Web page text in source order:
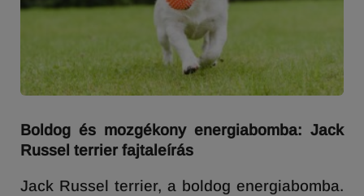
Boldog és mozgékony energiabomba: Jack
Russel terrier fajtaleírás
Jack Russel terrier, a boldog energiabomba.